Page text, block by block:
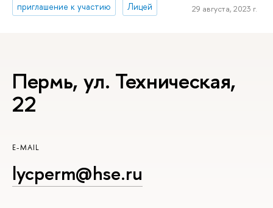
приглашение к участию
Лицей 29 августа, 2023 г.
Пермь, ул. Техническая,
22
E-MAIL
lycperm@hse.ru